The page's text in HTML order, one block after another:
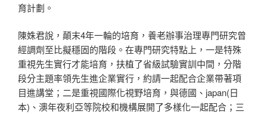
育計劃。
陳姝君說，顛末4年一輪的培育，養老辦事治理專門研究曾
經調劑至比擬穩固的階段。在專門研究特點上，一是特殊
重視先生實行才能培育，扶植了省級試驗實訓中間，分階
段分主題率領先生進企業實行，約請一起配合企業帶著項
目進講堂；二是重視國際化視野培育，與德國、japan(日
本)、澳年夜利亞等院校和機構展開了多樣化一起配合；三